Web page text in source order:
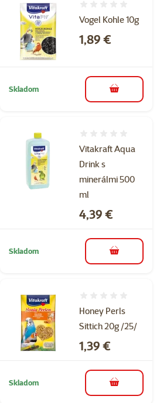
Vogel Kohle 10g
Cena
1,89 €
Skladom do košíka
Vitakraft Aqua
Drink s
minerálmi 500
ml
Cena
4,39 €
Skladom do košíka
Honey Perls
Sittich 20g /25/
Cena
1,39 €
Skladom do košíka